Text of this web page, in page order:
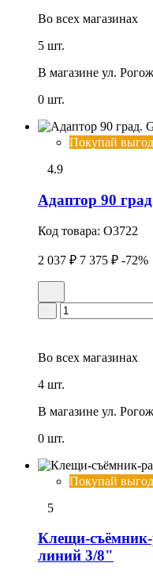
Во всех магазинах
5 шт.
В магазине ул.
0 шт.
Покупай
4.9
Адаптор 90
Код товара: O3722
2 037 ₽ 7 375 ₽ -72%
Во всех магазинах
4 шт.
В магазине ул.
0 шт.
Покупай
5
Клещи-съёмник-
линий 3/8"